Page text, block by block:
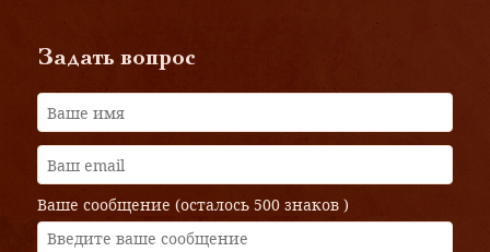
Задать вопрос
Ваше сообщение (осталось 500 знаков )